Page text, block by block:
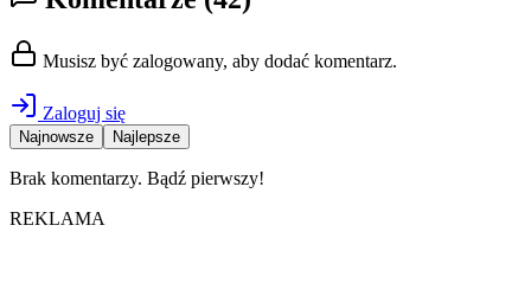
Musisz być zalogowany, aby dodać komentarz.
Zaloguj się
Najnowsze Najlepsze
Brak komentarzy. Bądź pierwszy!
REKLAMA